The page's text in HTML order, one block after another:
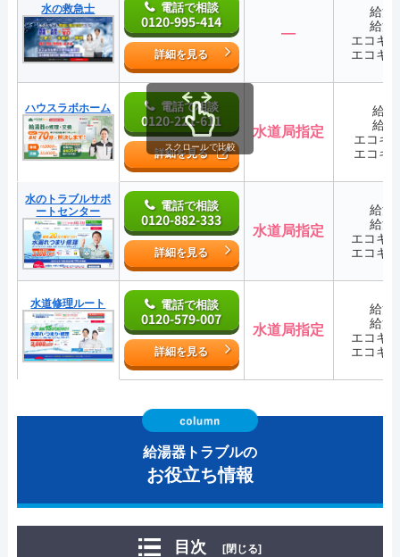
水の救急士 電話で相談
0120-995-414
詳細を見る
―
給湯
給湯
エコキ
エコキ
ハウスラボホーム 電話で相談
0120-221-611
詳細を見る
水道局指定
給
給
エコキ
エコキ
水のトラブルサポ
ートセンター
電話で相談
0120-882-333
詳細を見る
水道局指定
給湯
給湯
エコキ
エコキ
水道修理ルート 電話で相談
0120-579-007
詳細を見る
水道局指定
給湯
給湯
エコキ
エコキ
スクロールで比較
給湯器トラブルの
お役立ち情報
目次 [閉じる]